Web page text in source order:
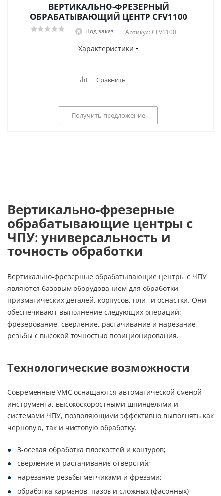
ВЕРТИКАЛЬНО-ФРЕЗЕРНЫЙ
ОБРАБАТЫВАЮЩИЙ ЦЕНТР CFV1100
Под заказ Артикул: CFV1100
Характеристики
Сравнить
Получить предложение
Вертикально-фрезерные
обрабатывающие центры с
ЧПУ: универсальность и
точность обработки
Вертикально-фрезерные обрабатывающие центры с ЧПУ
являются базовым оборудованием для обработки
призматических деталей, корпусов, плит и оснастки. Они
обеспечивают выполнение следующих операций:
фрезерование, сверление, растачивание и нарезание
резьбы с высокой точностью позиционирования.
Технологические возможности
Современные VMC оснащаются автоматической сменой
инструмента, высокоскоростными шпинделями и
системами ЧПУ, позволяющими эффективно выполнять как
черновую, так и чистовую обработку.
3-осевая обработка плоскостей и контуров;
сверление и растачивание отверстий;
нарезание резьбы метчиками и фрезами;
обработка карманов, пазов и сложных (фасонных)